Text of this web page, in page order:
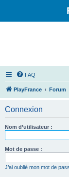
FAQ
PlayFrance Forum
Connexion
Nom d’utilisateur :
Mot de passe :
J’ai oublié mon mot de